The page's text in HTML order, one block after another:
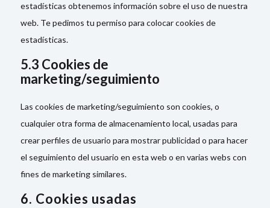
estadísticas obtenemos información sobre el uso de nuestra
web. Te pedimos tu permiso para colocar cookies de
estadísticas.
5.3 Cookies de
marketing/seguimiento
Las cookies de marketing/seguimiento son cookies, o
cualquier otra forma de almacenamiento local, usadas para
crear perfiles de usuario para mostrar publicidad o para hacer
el seguimiento del usuario en esta web o en varias webs con
fines de marketing similares.
6. Cookies usadas